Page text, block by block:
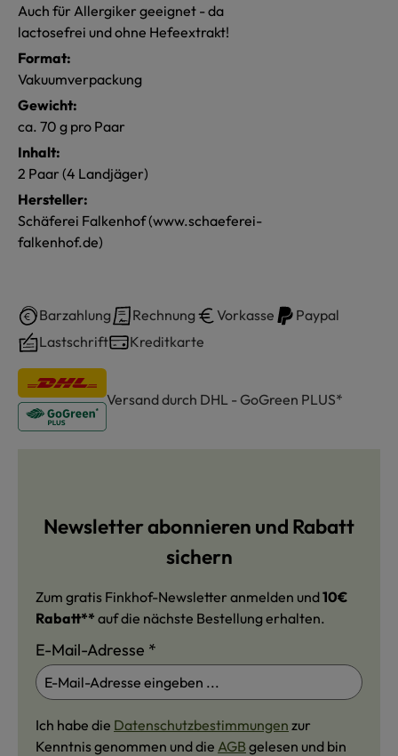
Auch für Allergiker geeignet - da
lactosefrei und ohne Hefeextrakt!
Format:
Vakuumverpackung
Gewicht:
ca. 70 g pro Paar
Inhalt:
2 Paar (4 Landjäger)
Hersteller:
Schäferei Falkenhof (www.schaeferei-
falkenhof.de)
Barzahlung Rechnung Vorkasse
Paypal
Lastschrift
Kreditkarte
Versand durch DHL - GoGreen PLUS*
Newsletter abonnieren und Rabatt
sichern
Zum gratis Finkhof-Newsletter anmelden und10€
Rabatt** auf die nächste Bestellung erhalten.
E-Mail-Adresse *
Ich habe die Datenschutzbestimmungen zur
Kenntnis genommen und die AGB gelesen und bin